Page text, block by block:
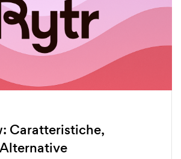
Caratteristiche,